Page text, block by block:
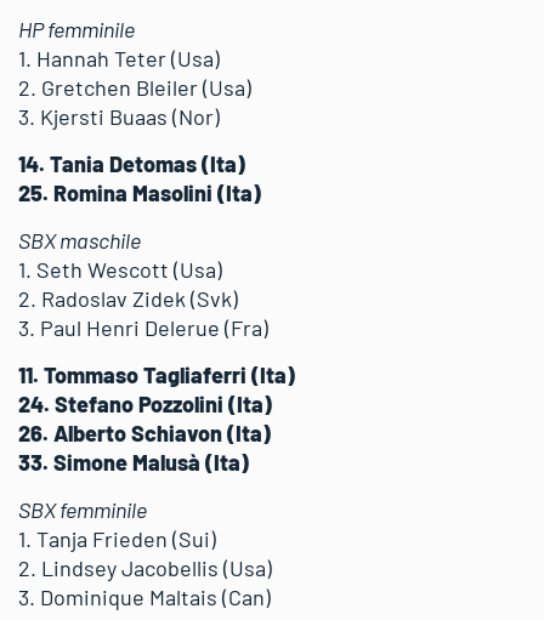
HP femminile
1. Hannah Teter (Usa)
2. Gretchen Bleiler (Usa)
3. Kjersti Buaas (Nor)
14. Tania Detomas (Ita)
25. Romina Masolini (Ita)
SBX maschile
1. Seth Wescott (Usa)
2. Radoslav Zidek (Svk)
3. Paul Henri Delerue (Fra)
11. Tommaso Tagliaferri (Ita)
24. Stefano Pozzolini (Ita)
26. Alberto Schiavon (Ita)
33. Simone Malusà (Ita)
SBX femminile
1. Tanja Frieden (Sui)
2. Lindsey Jacobellis (Usa)
3. Dominique Maltais (Can)